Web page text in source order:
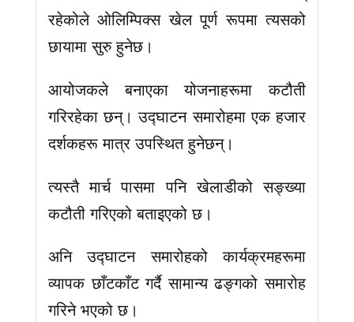
रहेकोले ओलिम्पिक्स खेल पूर्ण रूपमा त्यसको
छायामा सुरु हुनेछ।
आयोजकले बनाएका योजनाहरूमा कटौती
गरिरहेका छन्। उद्घाटन समारोहमा एक हजार
दर्शकहरू मात्र उपस्थित हुनेछन्।
त्यस्तै मार्च पासमा पनि खेलाडीको सङ्ख्या
कटौती गरिएको बताइएको छ।
अनि उद्घाटन समारोहको कार्यक्रमहरूमा
व्यापक छाँटकाँट गर्दै सामान्य ढङ्गको समारोह
गरिने भएको छ।